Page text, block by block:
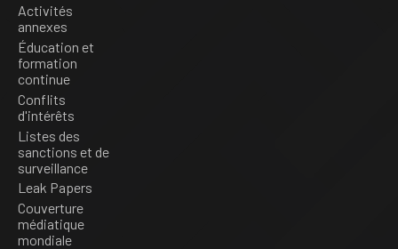
Activités
annexes
Éducation et
formation
continue
Conflits
d'intérêts
Listes des
sanctions et de
surveillance
Leak Papers
Couverture
médiatique
mondiale